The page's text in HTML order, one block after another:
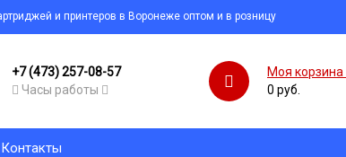
и принтеров в Воронеже оптом и в розницу
+7 (473) 257-08-57
Часы работы
Моя корзина
0 руб.
Контакты